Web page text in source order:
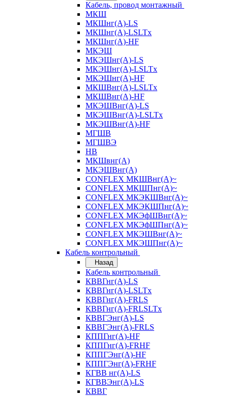
Кабель, провод монтажный
МКШ
МКШнг(А)-LS
МКШнг(А)-LSLTx
МКШнг(А)-HF
МКЭШ
МКЭШнг(А)-LS
МКЭШнг(А)-LSLTx
МКЭШнг(А)-HF
МКШВнг(A)-LSLTx
МКШВнг(А)-HF
МКЭШВнг(А)-LS
МКЭШВнг(A)-LSLTx
МКЭШВнг(А)-HF
МГШВ
МГШВЭ
НВ
МКШвнг(А)
МКЭШВнг(А)
CONFLEX МКШВнг(А)~
CONFLEX МКШПнг(А)~
CONFLEX МКЭКШВнг(А)~
CONFLEX МКЭКШПнг(А)~
CONFLEX МКЭфШВнг(А)~
CONFLEX МКЭфШПнг(А)~
CONFLEX МКЭШВнг(А)~
CONFLEX МКЭШПнг(А)~
Кабель контрольный
Назад
Кабель контрольный
КВВГнг(А)-LS
КВВГнг(А)-LSLTx
КВВГнг(А)-FRLS
КВВГнг(А)-FRLSLTx
КВВГЭнг(А)-LS
КВВГЭнг(А)-FRLS
КППГнг(А)-HF
КППГнг(А)-FRHF
КППГЭнг(А)-HF
КППГЭнг(А)-FRHF
КГВВ нг(А)-LS
КГВВЭнг(А)-LS
КВВГ